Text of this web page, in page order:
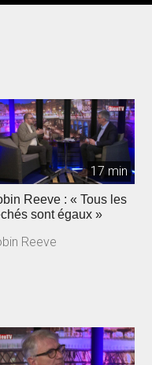
17 min
Reeve : « Tous les
sont égaux »
Reeve